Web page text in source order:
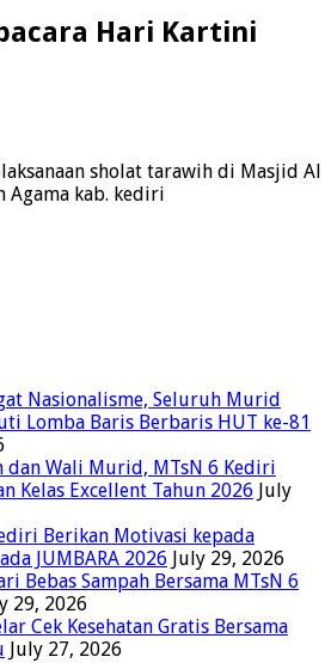
Hari Kartini
sholat tarawih di Masjid Al
Agama kab. kediri
Nasionalisme, Seluruh Murid
Lomba Baris Berbaris HUT ke-81
dan Wali Murid, MTsN 6 Kediri
Kelas Excellent Tahun 2026 July
Berikan Motivasi kepada
JUMBARA 2026 July 29, 2026
Bebas Sampah Bersama MTsN 6
29, 2026
Cek Kesehatan Gratis Bersama
July 27, 2026